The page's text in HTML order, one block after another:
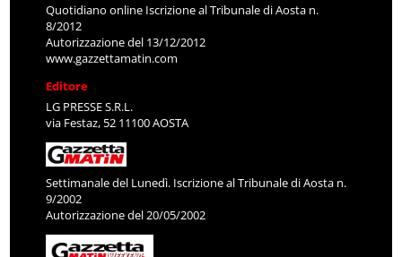
Quotidiano online Iscrizione al Tribunale di Aosta n.
8/2012
Autorizzazione del 13/12/2012
www.gazzettamatin.com
Editore
LG PRESSE S.R.L.
via Festaz, 52 11100 AOSTA
Settimanale del Lunedì. Iscrizione al Tribunale di Aosta n.
9/2002
Autorizzazione del 20/05/2002